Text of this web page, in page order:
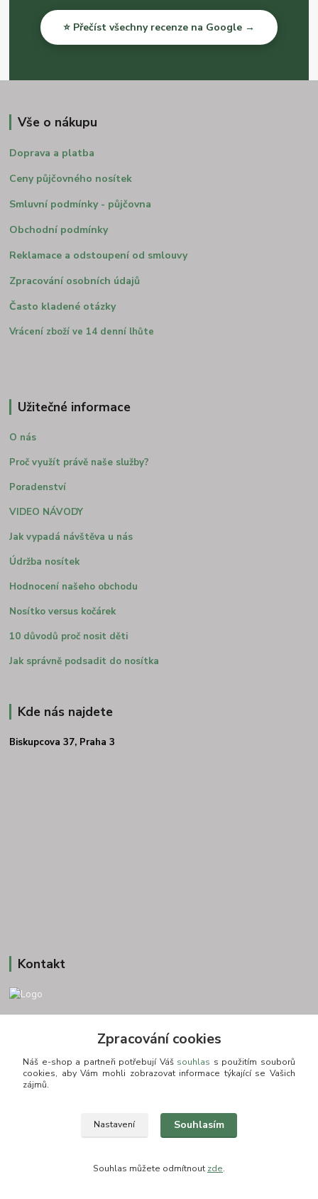
⭐ Přečíst všechny recenze na Google →
Vše o nákupu
Doprava a platba
Ceny půjčovného nosítek
Smluvní podmínky - půjčovna
Obchodní podmínky
Reklamace a odstoupení od smlouvy
Zpracování osobních údajů
Často kladené otázky
Vrácení zboží ve 14 denní lhůte
Užitečné informace
O nás
Proč využít právě naše služby?
Poradenství
VIDEO NÁVODY
Jak vypadá návštěva u nás
Údržba nosítek
Hodnocení našeho obchodu
Nosítko versus kočárek
10 důvodů proč nosit děti
Jak správně podsadit do nosítka
Kde nás najdete
Biskupcova 37, Praha 3
Kontakt
+420 775693830
Otevírací doba: PO-PÁ: 9:00-16:00 NUTNÁ REZERVACE
info@zkusnositko.cz
© Copyright 2015-2026 ZkusNositko.cz
Zpracování cookies
Náš e-shop a partneři potřebují Váš souhlas s použitím souborů
cookies, aby Vám mohli zobrazovat informace týkající se Vašich
zájmů.
Nastavení Souhlasím
Souhlas můžete odmítnout zde.